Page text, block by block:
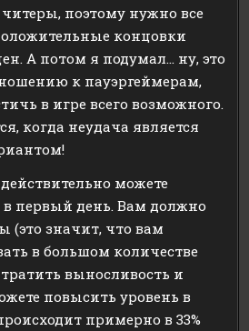
поэтому нужно все
концовки
А потом я подумал… ну, это
к пауэргеймерам,
в игре всего возможного.
когда неудача является
можете
в первый день. Вам должно
(это значит, что вам
в большом количестве
выносливость и
повысить уровень в
примерно в 33%